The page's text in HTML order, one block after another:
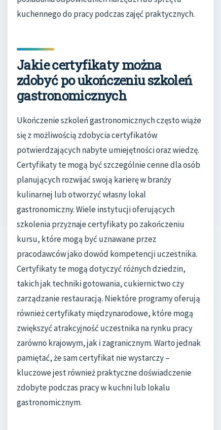
kuchennego do pracy podczas zajęć praktycznych.
Jakie certyfikaty można
zdobyć po ukończeniu szkoleń
gastronomicznych
Ukończenie szkoleń gastronomicznych często wiąże
się z możliwością zdobycia certyfikatów
potwierdzających nabyte umiejętności oraz wiedzę.
Certyfikaty te mogą być szczególnie cenne dla osób
planujących rozwijać swoją karierę w branży
kulinarnej lub otworzyć własny lokal
gastronomiczny. Wiele instytucji oferujących
szkolenia przyznaje certyfikaty po zakończeniu
kursu, które mogą być uznawane przez
pracodawców jako dowód kompetencji uczestnika.
Certyfikaty te mogą dotyczyć różnych dziedzin,
takich jak techniki gotowania, cukiernictwo czy
zarządzanie restauracją. Niektóre programy oferują
również certyfikaty międzynarodowe, które mogą
zwiększyć atrakcyjność uczestnika na rynku pracy
zarówno krajowym, jak i zagranicznym. Warto jednak
pamiętać, że sam certyfikat nie wystarczy –
kluczowe jest również praktyczne doświadczenie
zdobyte podczas pracy w kuchni lub lokalu
gastronomicznym.